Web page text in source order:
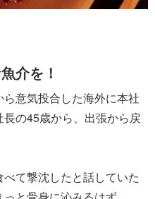
介を！
意気投合した海外に本社
の45歳から、出張から戻
て撃沈したと話していた